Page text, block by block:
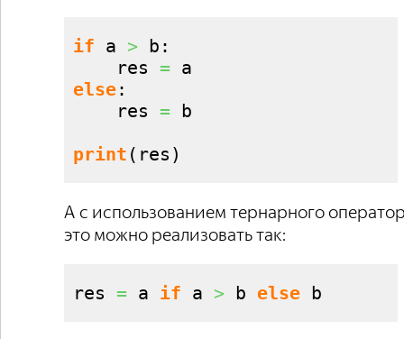
if a > b:
res =
else:
res = b
print ( res )
А с использованием тернарного
это можно реализовать так:
res = a if a > b else b